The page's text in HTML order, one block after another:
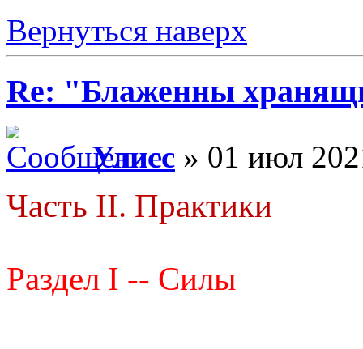
Вернуться наверх
Re: "Блаженны
Улисс » 01 июл
Часть II. Практики
Раздел I -- Силы